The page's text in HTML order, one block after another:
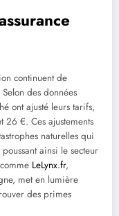
continuent de
des données
ont ajusté leurs tarifs,
26 €. Ces ajustements
naturelles qui
ainsi le secteur
LeLynx.fr,
met en lumière
des primes